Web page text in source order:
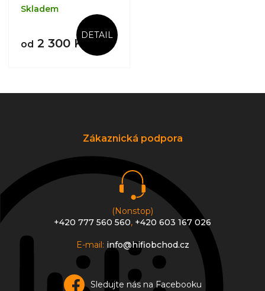
Skladem
od 2 300 Kč
DETAIL
Zákaznická podpora
(Nonstop)
+420 777 560 560, +420 603 167 026
E-mail: info@hifiobchod.cz
Sledujte nás na Facebooku